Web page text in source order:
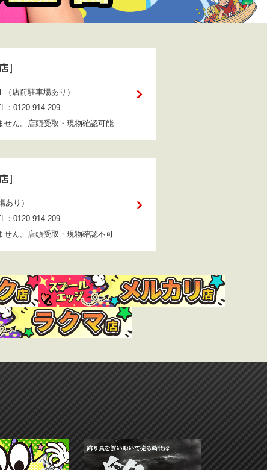
]
店前駐車場あり）
：0120-914-209
せん。店頭受取・現物確認可能
]
り）
：0120-914-209
せん。店頭受取・現物確認不可